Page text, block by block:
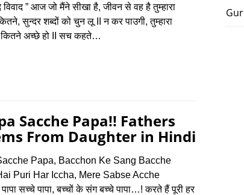
विवाद ” आज जो मैंने सीखा है, जीवन से वह है तुम्हारा
सुन्दर शब्दों को चुन लू II न कर पाउगी, तुम्हारा
कितने अच्छे हो II सच कहते…
Sacche Papa!! Fathers
From Daughter in Hindi
Papa, Bacchon Ke Sang Bacche
Puri Har Iccha, Mere Sabse Acche
सच्चे पापा, बच्चों के संग बच्चे पापा…! करते हैं पूरी हर